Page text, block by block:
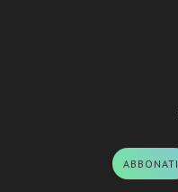
ABBONATI